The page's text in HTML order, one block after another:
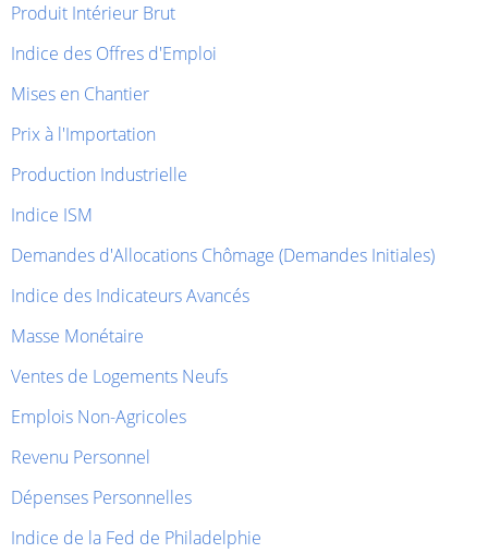
Produit Intérieur Brut
Indice des Offres d'Emploi
Mises en Chantier
Prix à l'Importation
Production Industrielle
Indice ISM
Demandes d'Allocations Chômage (Demandes Initiales)
Indice des Indicateurs Avancés
Masse Monétaire
Ventes de Logements Neufs
Emplois Non-Agricoles
Revenu Personnel
Dépenses Personnelles
Indice de la Fed de Philadelphie